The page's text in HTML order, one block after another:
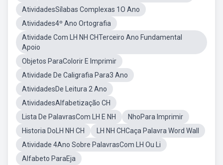
AtividadesSílabas Complexas 1O Ano
Atividades4º Ano Ortografia
Atividade Com LH NH CHTerceiro Ano Fundamental
Apoio
Objetos ParaColorir E Imprimir
Atividade De Caligrafia Para3 Ano
AtividadesDe Leitura 2 Ano
AtividadesAlfabetização CH
Lista De PalavrasCom LH E NH
NhoPara Imprimir
Historia DoLH NH CH
LH NH CHCaça Palavra Word Wall
Atividade 4Ano Sobre PalavrasCom LH Ou Li
Alfabeto ParaEja